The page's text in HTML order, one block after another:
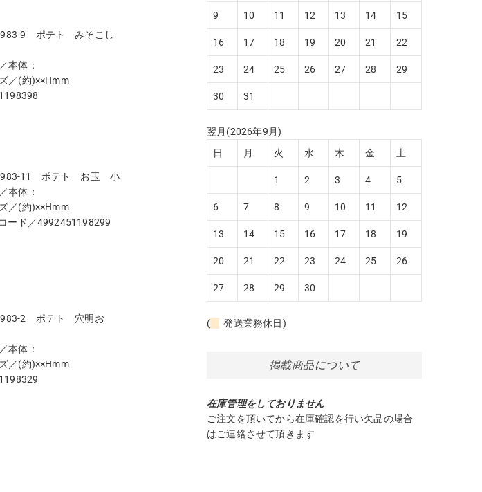
9 ポテト みそこし
本体：
／(約)××Hmm
11 ポテト お玉 小
本体：
／(約)××Hmm
ード／4992451198299
2 ポテト 穴明お
本体：
／(約)××Hmm
9 10 11 12 13 14 15
16 17 18 19 20 21 22
23 24 25 26 27 28 29
30 31
翌月(2026年9月)
日
月 火 水 木 金 土
1 2 3 4 5
6 7 8 9 10 11 12
13 14 15 16 17 18 19
20 21 22 23 24 25 26
27 28 29 30
( 発送業務休日)
掲載商品について
在庫管理をしておりません
ご注文を頂いてから在庫確認を行い欠品の場合
はご連絡させて頂きます